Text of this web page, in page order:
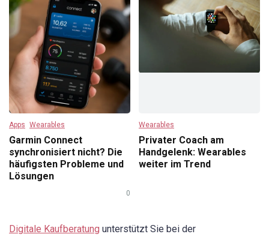
Apps Wearables
Garmin Connect
synchronisiert nicht? Die
häufigsten Probleme und
Lösungen
0
Wearables
Privater Coach am
Handgelenk: Wearables
weiter im Trend
Digitale Kaufberatung unterstützt Sie bei der